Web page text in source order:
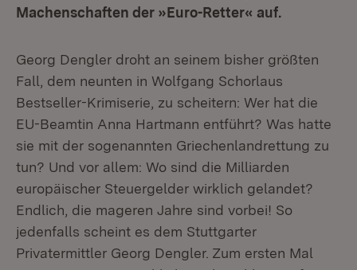
Machenschaften der »Euro-Retter« auf.
Georg Dengler droht an seinem bisher größten
Fall, dem neunten in Wolfgang Schorlaus
Bestseller-Krimiserie, zu scheitern: Wer hat die
EU-Beamtin Anna Hartmann entführt? Was hatte
sie mit der sogenannten Griechenlandrettung zu
tun? Und vor allem: Wo sind die Milliarden
europäischer Steuergelder wirklich gelandet?
Endlich, die mageren Jahre sind vorbei! So
jedenfalls scheint es dem Stuttgarter
Privatermittler Georg Dengler. Zum ersten Mal